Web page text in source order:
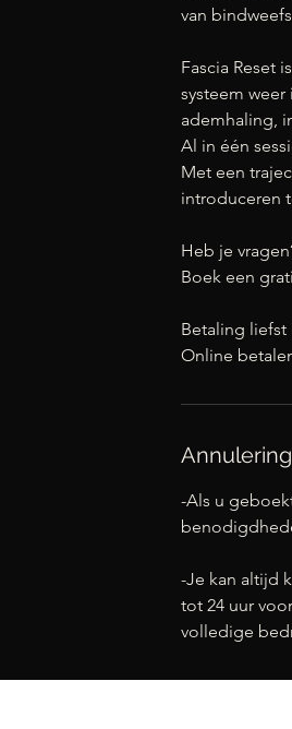
van
Fascia Reset
systeem
ademhaling,
Al in één
Met een
introduceren
Heb je
Boek een
Betaling liefst
Online
-Als u
-Je kan altijd
tot 24 uur